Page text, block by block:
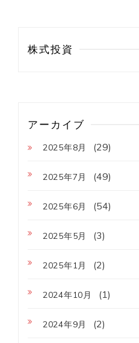
株式投資
アーカイブ
2025年8月 (29)
2025年7月 (49)
2025年6月 (54)
2025年5月 (3)
2025年1月 (2)
2024年10月 (1)
2024年9月 (2)